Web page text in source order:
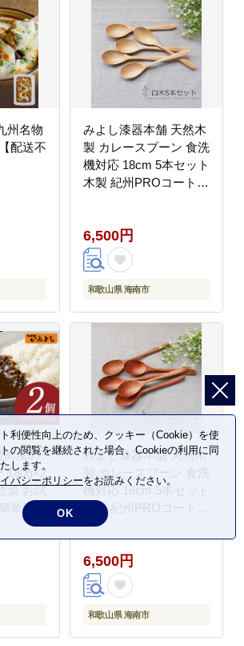
州名物
配送不
みよし漆器本舗 天然木
製 カレースプーン 食洗
機対応 18cm 5本セット
木製 紀州PROコート
6,500円
和歌山県 海南市
肉屋の
180g×2
菜 お試
単調理
みよし漆器本舗 天然木
製 カレースプーン 食洗
機対応 18cm 5本セット
木製 紀州PROコート
漆塗り
6,500円
和歌山県 海南市
利便性向上のため、クッキー（Cookie）を使
の閲覧を継続された場合、Cookieの利用に同
します。
バシーポリシーをお読みください。
OK